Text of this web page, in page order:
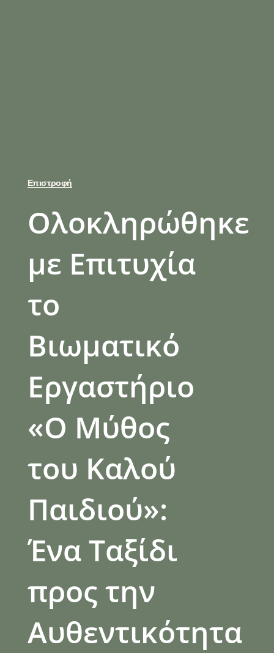
Επιστροφή
Ολοκληρώθηκε
με Επιτυχία
το
Βιωματικό
Εργαστήριο
«Ο Μύθος
του Καλού
Παιδιού»:
Ένα Ταξίδι
προς την
Αυθεντικότητα